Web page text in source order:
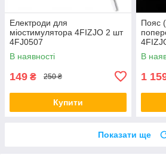
Електроди для
міостимулятора 4FIZJO 2 шт
4FJ0507
В наявності
149 ₴ 250 ₴
Купити
Пояс
В
1
Показати ще